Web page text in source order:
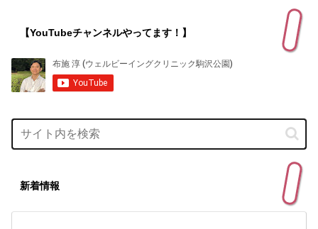
【YouTubeチャンネルやってます！】
新着情報